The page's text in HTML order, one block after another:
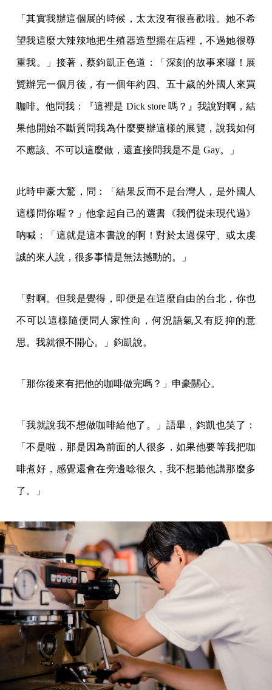
「其實我辦這個展的時候，太太沒有很喜歡啦。她不希
望我這麼大辣辣地把生殖器造型擺在店裡，不過她很尊
重我。」接著，蔡鈞凱正色道：「深刻的故事來囉！展
覽辦完一個月後，有一個年約四、五十歲的外國人來買
咖啡。他問我：『這裡是 Dick store 嗎？』我說對啊，結
果他開始不斷質問我為什麼要辦這樣的展覽，說我如何
不應該、不可以這麼做，還直接問我是不是 Gay。」
此時申豪大驚，問：「結果反而不是台灣人，是外國人
這樣問你喔？」他拿起自己的選書《我們從未現代過》
吶喊：「這就是這本書說的啊！對於太過保守、或太虔
誠的來人說，很多事情是無法撼動的。」
「對啊。但我是覺得，即便是在這麼自由的台北，你也
不可以這樣隨便問人家性向，何況語氣又有貶抑的意
思。我就很不開心。」鈞凱說。
「那你後來有把他的咖啡做完嗎？」申豪關心。
「我就說我不想做咖啡給他了。」語畢，鈞凱也笑了：
「不是啦，那是因為前面的人很多，如果他要等我把咖
啡煮好，感覺還會在旁邊唸很久，我不想聽他講那麼多
了。」